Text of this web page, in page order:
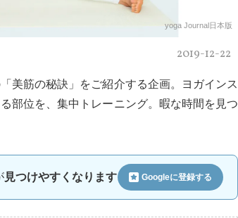
yoga Journal日本版
2019-12-22
美筋の秘訣」をご紹介する企画。ヨガインス
部位を、集中トレーニング。暇な時間を見つ
見つけやすくなります Googleに登録する